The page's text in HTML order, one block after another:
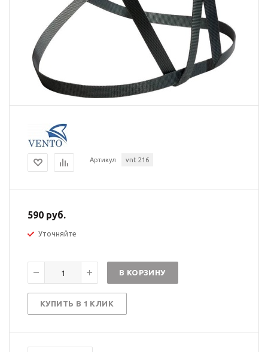
Артикул vnt 216
590 руб.
Уточняйте
В КОРЗИНУ
КУПИТЬ В 1 КЛИК